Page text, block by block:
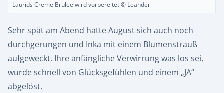
Laurids Creme Brulee wird vorbereitet © Leander
Sehr spät am Abend hatte August sich auch noch
durchgerungen und Inka mit einem Blumenstrauß
aufgeweckt. Ihre anfängliche Verwirrung was los sei,
wurde schnell von Glücksgefühlen und einem „JA“
abgelöst.